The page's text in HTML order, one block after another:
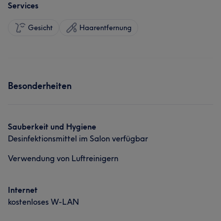
Services
Gesicht Haarentfernung
Besonderheiten
Sauberkeit und Hygiene
Desinfektionsmittel im Salon verfügbar
Verwendung von Luftreinigern
Internet
kostenloses W-LAN